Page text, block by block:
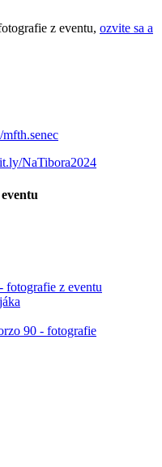
z eventu, ozvite sa a
NaTibora2024